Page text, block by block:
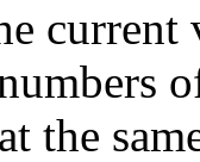
the